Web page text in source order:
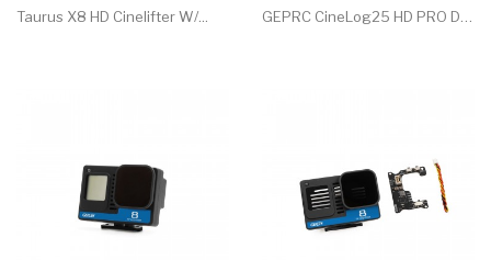
Taurus X8 HD Cinelifter W/...